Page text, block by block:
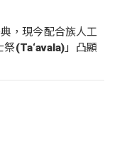
，現今配合族人工
(Ta‘avala)」凸顯